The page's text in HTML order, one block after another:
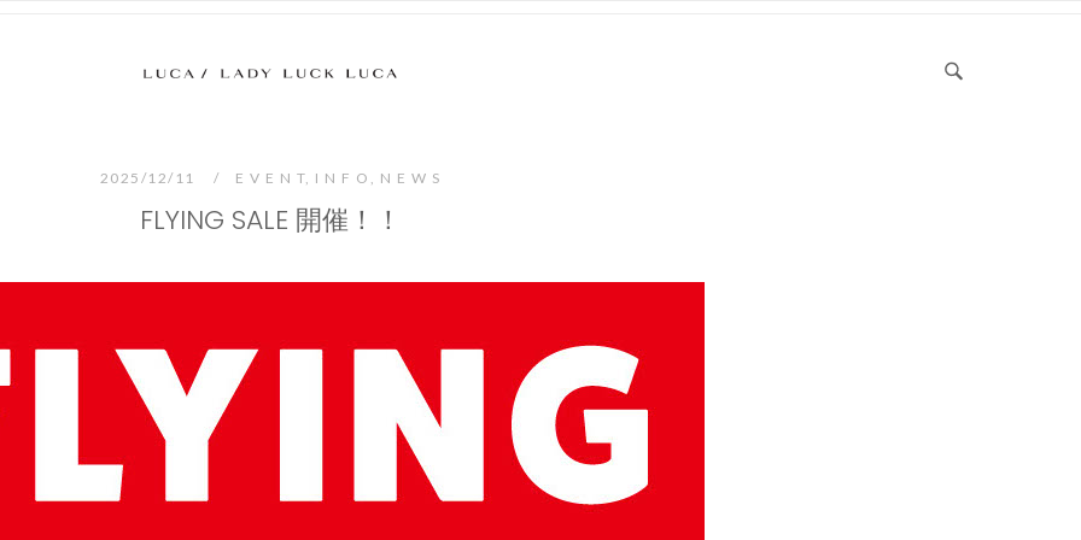
Home
2025/12/11 E V E N T, I N F O , N E W S
FLYING SALE 開催！！